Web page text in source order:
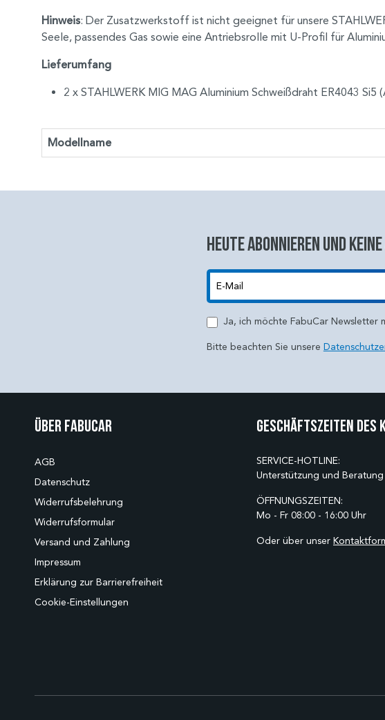
Hinweis: Der Zusatzwerkstoff ist nicht geeignet für unsere
Seele, passendes Gas sowie eine Antriebsrolle mit U-Profil für
Lieferumfang
2 x STAHLWERK MIG MAG Aluminium Schweißdraht ER4043
Modellname
Heute abonnieren und
Ja, ich möchte FabuCar
Bitte beachten Sie unsere
Über Fabucar
AGB
Datenschutz
Widerrufsbelehrung
Widerrufsformular
Versand und Zahlung
Impressum
Erklärung zur Barrierefreiheit
Cookie-Einstellungen
Geschäftszeiten des
SERVICE-HOTLINE:
Unterstützung und
ÖFFNUNGSZEITEN:
Mo - Fr 08:00 - 16:00 Uhr
Oder über unser